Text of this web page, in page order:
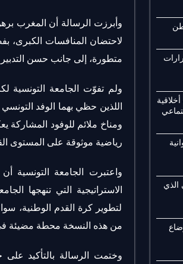
وأبرزت الرسالة أن المغرب
لاحتضان المنافسات الكبرى،
متطورة، إلى جانب حسن
ولم تفوّت الجامعة التونسية
اللذين حظي بهما الوفد
ومناخ ملائم للوفود المشاركة
رياضية موثوقة على المستوى
الاستراتيجية التي تنهجها
لتطوير كرة القدم الوطنية،
من هذه النسخة محطة مضيئة في
وختمت الرسالة بالتأكيد